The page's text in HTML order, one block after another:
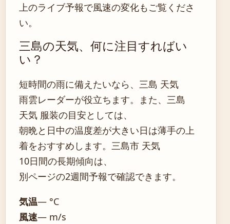
上のライブ予報で風速の変化もご覧くださ
い。
三島の天気、何に注目すればい
い？
短時間の雨に備えたいなら、三島 天気
雨雲レーダーが役立ちます。また、三島
天気 服装の目安としては、
朝晩と日中の温度差が大きい日は薄手の上
着をおすすめします。三島市 天気
10日間の長期傾向は、
別ページの2週間予報で確認できます。
気温— °C
風速— m/s